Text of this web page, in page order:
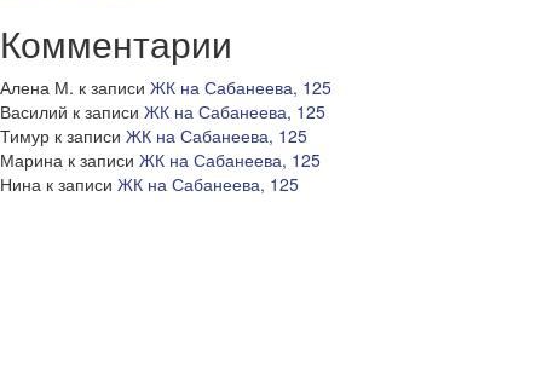
Комментарии
Алена М. к записи ЖК на Сабанеева, 125
Василий к записи ЖК на Сабанеева, 125
Тимур к записи ЖК на Сабанеева, 125
Марина к записи ЖК на Сабанеева, 125
Нина к записи ЖК на Сабанеева, 125